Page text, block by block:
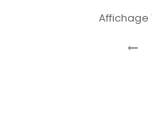
Affichage